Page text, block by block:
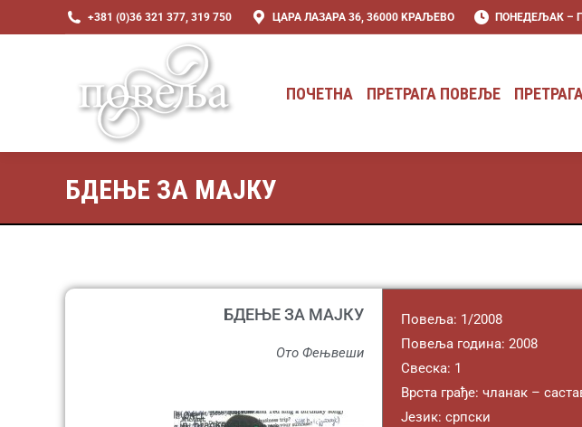
+381 (0)36 321 377, 319 750 ЦАРА ЛАЗАРА 36, 36000 KРАЉЕВО ПОНЕДЕЉАК –
ПОЧЕТНА ПРЕТРАГА ПОВЕЉЕ
БДЕЊЕ ЗА МАЈКУ
БДЕЊЕ ЗА МАЈКУ
Ото Фењвеши
Повеља: 1/2008
Повеља година: 2008
Свеска: 1
Врста грађе: чланак –
Језик: српски